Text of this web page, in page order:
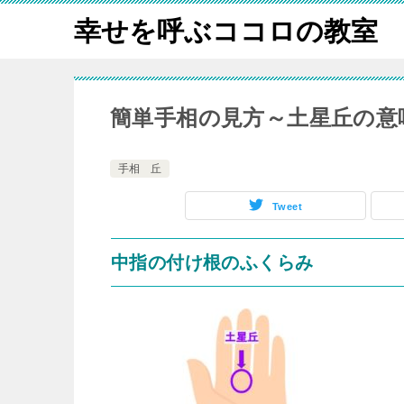
幸せを呼ぶココロの教室
簡単手相の見方～土星丘の意
手相 丘
Tweet
中指の付け根のふくらみ